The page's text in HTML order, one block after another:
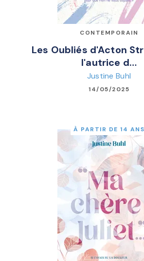
CONTEMPORAIN
Les Oubliés d'Acton
l'autrice d…
Justine Buhl
14/05/2025
À PARTIR DE 14 ANS